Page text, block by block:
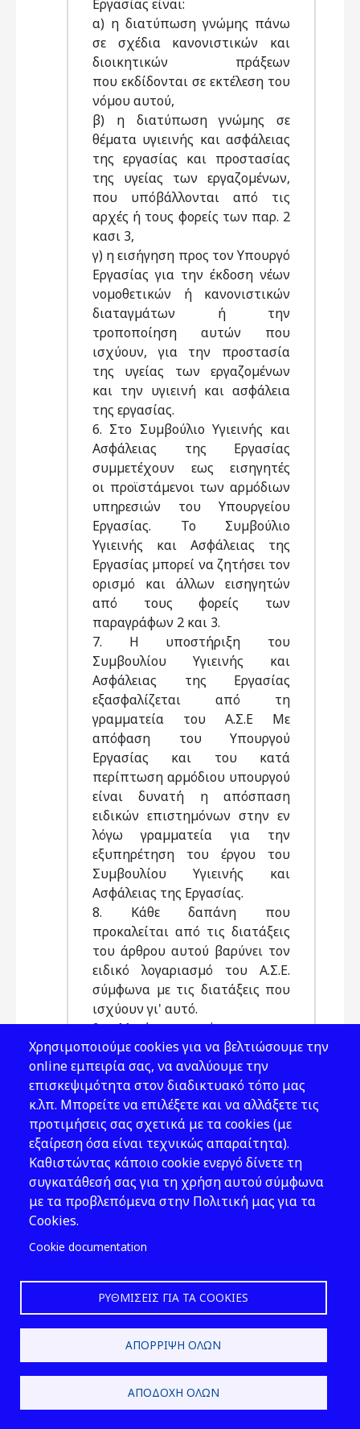
Εργασίας είναι:
α) η διατύπωση γνώµης πάνω
σε σχέδια κανονιστικών και
διοικητικών πράξεων
που εκδίδονται σε εκτέλεση του
νόµου αυτού,
β) η διατύπωση γνώµης σε
θέµατα υγιεινής και ασφάλειας
της εργασίας και προστασίας
της υγείας των εργαζοµένων,
που υπόβάλλονται από τις
αρχές ή τους φορείς των παρ. 2
κασι 3,
γ) η εισήγηση προς τον Υπουργό
Εργασίας για την έκδοση νέων
νοµοθετικών ή κανονιστικών
διαταγµάτων ή την
τροποποίηση αυτών που
ισχύουν, για την προστασία
της υγείας των εργαζοµένων
και την υγιεινή και ασφάλεια
της εργασίας.
6. Στο Συµβούλιο Υγιεινής και
Ασφάλειας της Εργασίας
συµµετέχουν εως εισηγητές
οι προϊστάµενοι των αρµόδιων
υπηρεσιών του Υπουργείου
Εργασίας. Το Συµβούλιο
Υγιεινής και Ασφάλειας της
Εργασίας µπορεί να ζητήσει τον
ορισµό και άλλων εισηγητών
από τους φορείς των
παραγράφων 2 και 3.
7. Η υποστήριξη του
Συµβουλίου Υγιεινής και
Ασφάλειας της Εργασίας
εξασφαλίζεται από τη
γραµµατεία του Α.Σ.Ε Με
απόφαση του Υπουργού
Εργασίας και του κατά
περίπτωση αρµόδιου υπουργού
είναι δυνατή η απόσπαση
ειδικών επιστηµόνων στην εν
λόγω γραµµατεία για την
εξυπηρέτηση του έργου του
Συµβουλίου Υγιεινής και
Ασφάλειας της Εργασίας.
8. Κάθε δαπάνη που
προκαλείται από τις διατάξεις
του άρθρου αυτού βαρύνει τον
ειδικό λογαριασµό του Α.Σ.Ε.
σύµφωνα µε τις διατάξεις που
ισχύουν γι' αυτό.
9. Μετά τη σύσταση και
λειτουργία του Συµβουλίου
Υγιεινής και Ασφάλειας της
Εργασίας καταργείται κάθε
απαιτούµενη γνωµοδότηση
άλλου οργάνου, σχετική µε την
υγιεινή και ασφάλεια της
εργασίας, που ρυθµίζει ο παρών
νόµος.
επιτροπές υγιεινής και
ασφάλειας της εργασίας
ΚΕΦΑΛΑΙΟ Γ: ΚΤΙΡΙΟΛΟΓΙΚΕΣ
ΑΠΑΙΤΗΣΕΙΣ
Άρθρο 17: Σχεδιασµός χώρων
Χρησιμοποιούμε cookies για να βελτιώσουμε την
online εμπειρία σας, να αναλύουμε την
επισκεψιμότητα στον διαδικτυακό τόπο μας
κ.λπ. Μπορείτε να επιλέξετε και να αλλάξετε τις
προτιμήσεις σας σχετικά με τα cookies (με
εξαίρεση όσα είναι τεχνικώς απαραίτητα).
Καθιστώντας κάποιο cookie ενεργό δίνετε τη
συγκατάθεσή σας για τη χρήση αυτού σύμφωνα
με τα προβλεπόμενα στην Πολιτική μας για τα
Cookies.
Cookie documentation
ΡΥΘΜΊΣΕΙΣ ΓΙΑ ΤΑ COOKIES
ΑΠΌΡΡΙΨΗ ΌΛΩΝ
ΑΠΟΔΟΧΉ ΌΛΩΝ